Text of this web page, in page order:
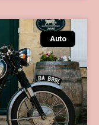
Auto